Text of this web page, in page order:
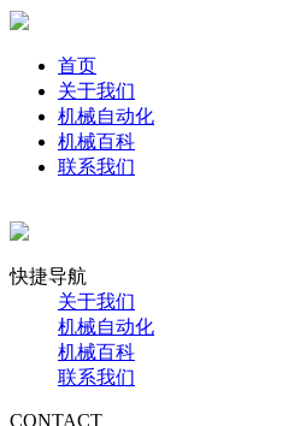
首页
关于我们
机械自动化
机械百科
联系我们
快捷导航
关于我们
机械自动化
机械百科
联系我们
CONTACT